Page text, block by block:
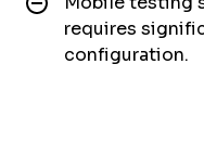
requires
configuration.